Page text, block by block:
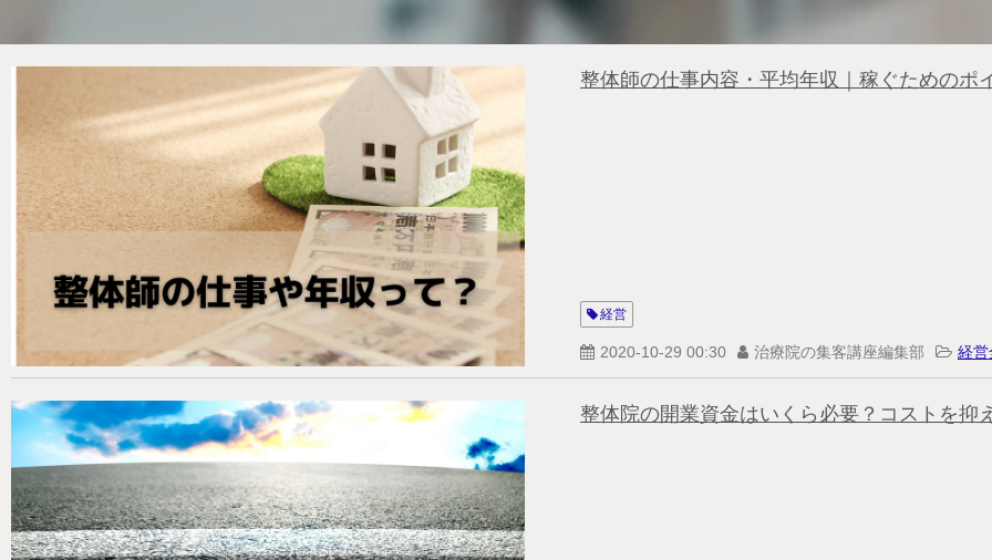
整体師の仕事内容・平均年収｜稼ぐためのポ
経営
2020-10-29 00:30 治療院の集客講座編集部 経営
整体院の開業資金はいくら必要？コストを抑